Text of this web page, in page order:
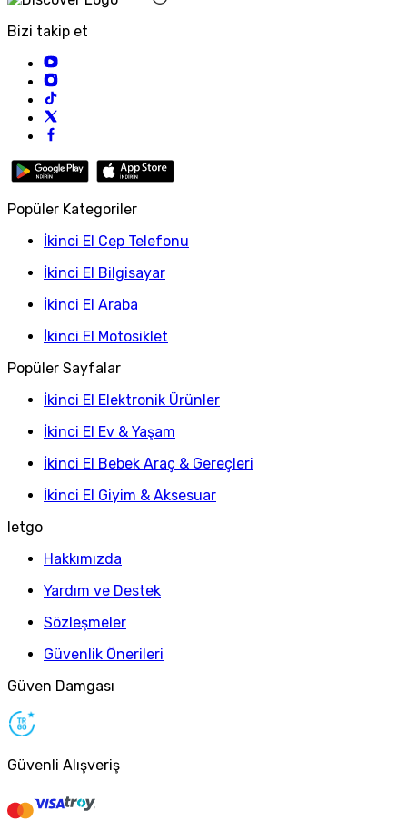
Bizi takip et
Popüler Kategoriler
İkinci El Cep Telefonu
İkinci El Bilgisayar
İkinci El Araba
İkinci El Motosiklet
Popüler Sayfalar
İkinci El Elektronik Ürünler
İkinci El Ev & Yaşam
İkinci El Bebek Araç & Gereçleri
İkinci El Giyim & Aksesuar
letgo
Hakkımızda
Yardım ve Destek
Sözleşmeler
Güvenlik Önerileri
Güven Damgası
Güvenli Alışveriş